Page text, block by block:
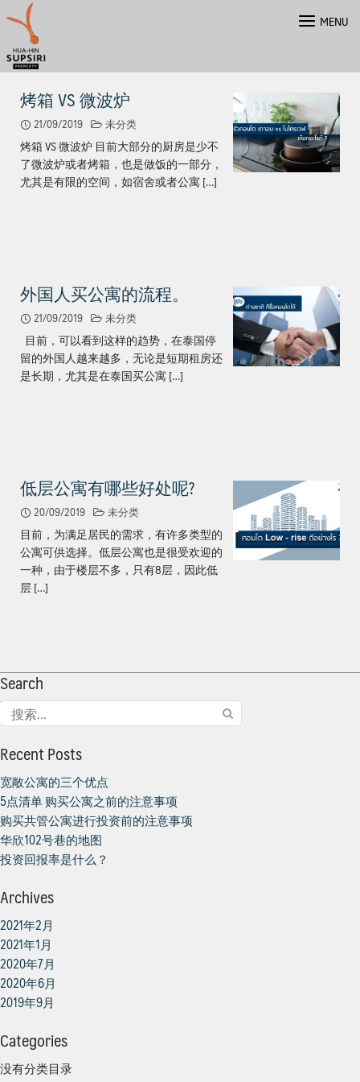
content
ไทย
English
MENU
烤箱 VS 微波炉
21/09/2019 未分类
烤箱 VS 微波炉 目前大部分的厨房是少不
了微波炉或者烤箱，也是做饭的一部分，
尤其是有限的空间，如宿舍或者公寓 […]
外国人买公寓的流程。
21/09/2019 未分类
目前，可以看到这样的趋势，在泰国停
留的外国人越来越多，无论是短期租房还
是长期，尤其是在泰国买公寓 […]
低层公寓有哪些好处呢?
20/09/2019 未分类
目前，为满足居民的需求，有许多类型的
公寓可供选择。低层公寓也是很受欢迎的
一种，由于楼层不多，只有8层，因此低
层 […]
Search
搜
索：
Recent Posts
宽敞公寓的三个优点
5点清单 购买公寓之前的注意事项
购买共管公寓进行投资前的注意事项
华欣102号巷的地图
投资回报率是什么？
Archives
2021年2月
2021年1月
2020年7月
2020年6月
2019年9月
Categories
没有分类目录